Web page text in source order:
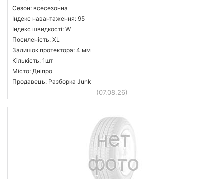
Сезон: всесезонна
Індекс навантаження: 95
Індекс швидкості: W
Посиленість: XL
Залишок протектора: 4 мм
Кількість: 1шт
Місто: Дніпро
Продавець: Разборка Junk
(07.08.26)